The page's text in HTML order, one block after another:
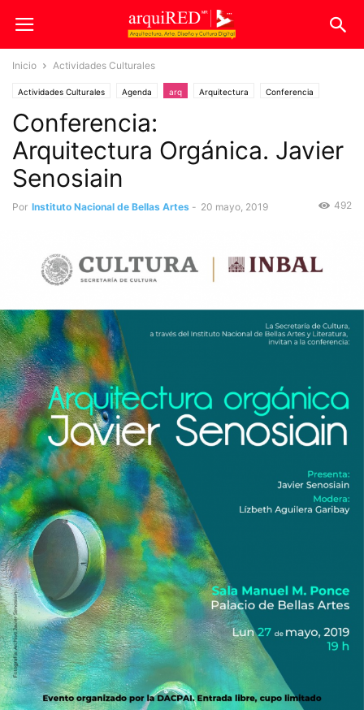
Inicio Actividades Culturales
Actividades Culturales Agenda arq Arquitectura Conferencia
Construcciones Sustentables
Conferencia:
Arquitectura Orgánica. Javier
Senosiain
Por Instituto Nacional de Bellas Artes - 20 mayo, 2019 492